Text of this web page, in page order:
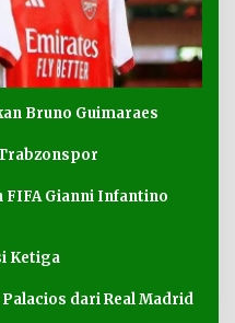
Bruno Guimaraes
FIFA Gianni Infantino
Ketiga
dari Real Madrid